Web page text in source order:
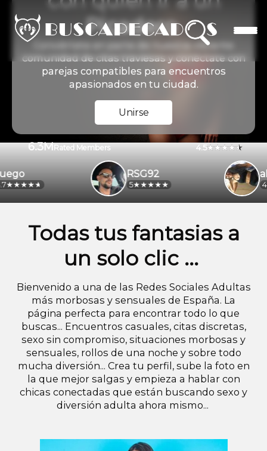
Picadero
Conviértete en parte de nuestra vibrante
comunidad de citas traviesas y conéctate con
parejas compatibles para encuentros
apasionados en tu ciudad.
Unirse
6.3MRated Members 4.5
4.2
RSG92
5
Todas tus fantasias a
un solo clic ...
Bienvenido a una de las Redes Sociales Adultas
más morbosas y sensuales de España. La
página perfecta para encontrar todo lo que
buscas... Encuentros casuales, citas discretas,
sexo sin compromiso, situaciones morbosas y
sensuales, rollos de una noche y sobre todo
mucha diversión... Crea tu perfil, sube la foto en
la que mejor salgas y empieza a hablar con
chicas conectadas que están buscando sexo y
diversión adulta ahora mismo...